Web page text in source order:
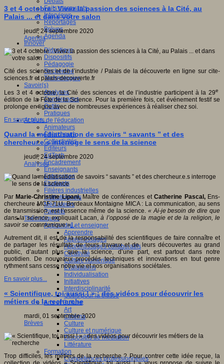
Faits marquants
Interviews
Reportages
Brèves
Agenda
Innover
Didactique
Dispositifs
Pédagogie
Recherche
Technologies
Savoir(s)
Analyses
Conférences
Outils
Pratiques
Acteurs de l'éducation
Animateurs
Chercheurs
Collectivités
Editeurs
EdTech
Encadrement
Enseignants
Entreprises
Etudiants
Filières industrielles
Institutionnels
Médiateurs
Parents
Thématiques
Apprendre et enseigner
Apprendre
Apprentissages
Apprentissages collaboratifs
Créativité
Culture numérique
Evaluations
Individualisation
Initiatives
Interdisciplinarité
Outils pour la classe
Arts et Culture
Art
Cinéma
Culture
Culture et numérique
Dispositifs de médiation
Littérature
Formation
Compétences professionnelles
3 et 4 octobre : Vivez la passion des sciences à la Cité, au
Palais ... et dans votre salon
jeudi, 24 septembre 2020
Agenda
Cité des sciences et de l’industrie / Palais de la découverte en ligne sur cite-
sciences.fr et palais-decouverte.fr
Les 3 et 4 octobre, la Cité des sciences et de l’industrie participent à la 29e
édition de la Fête de la Science. Pour la première fois, cet événement festif se
prolonge en ligne avec de nombreuses expériences à réaliser chez soi.
En savoir plus...
Quand la médiatisation de savoirs “ savants ” et des
chercheur.e.s interroge le sens de la science
jeudi, 24 septembre 2020
Analyses
Par Marie-Christine Lipani, Maître de conférences etCatherine Pascal, Ens-
chercheure MCF 71U. Bordeaux Montaigne MICA : La communication, au sens
de transmission, est l’essence même de la science. « Ai-je besoin de dire que
dans la science, expliquait Lacan,à l’opposé de la magie et de la religion, le
savoir se communique »1.
Autrement dit, il est de la responsabilité des scientifiques de faire connaître et
de partager les résultats de leurs travaux et de leurs découvertes au grand
public, d’autant plus que la science, d’une part, est partout dans notre
quotidien. De nouveaux procédés techniques et innovations en tout genre
rythment sans cesse notre vie et nos organisations sociétales.
En savoir plus...
« Scientifique, toi aussi ! » : des vidéos pour découvrir les
métiers de la recherche
mardi, 01 septembre 2020
Brèves
Trop difficiles, les métiers de la recherche ? Pour contrer cette idée reçue, la